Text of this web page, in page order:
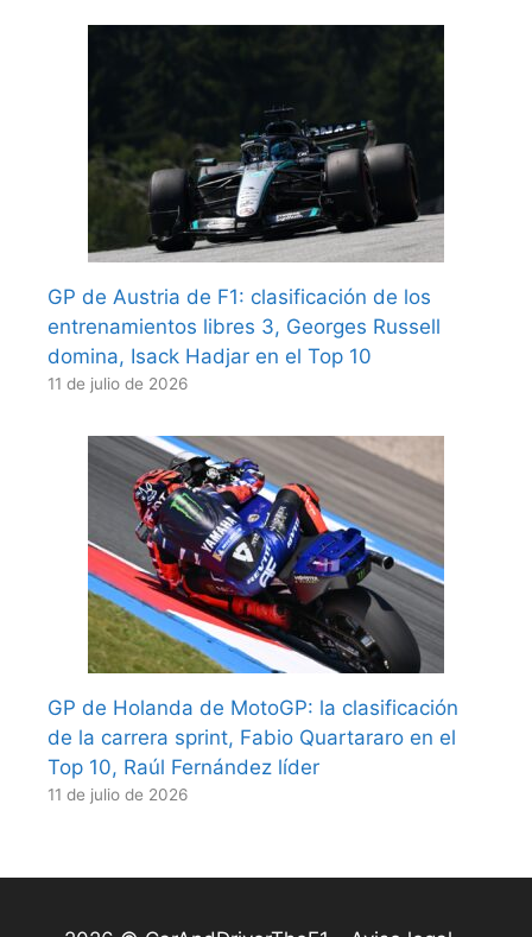
GP de Austria de F1: clasificación de los
entrenamientos libres 3, Georges Russell
domina, Isack Hadjar en el Top 10
11 de julio de 2026
GP de Holanda de MotoGP: la clasificación
de la carrera sprint, Fabio Quartararo en el
Top 10, Raúl Fernández líder
11 de julio de 2026